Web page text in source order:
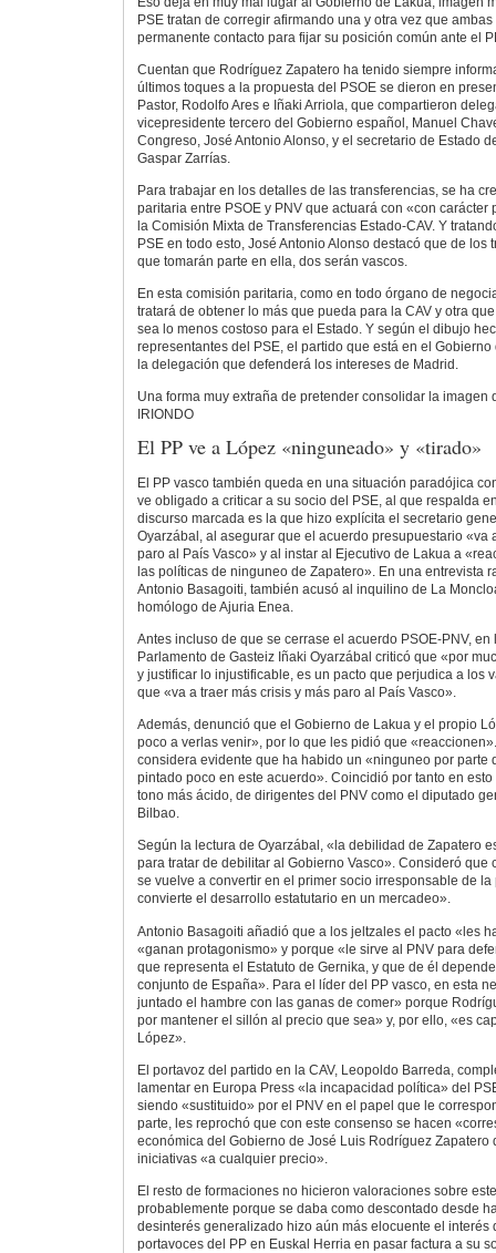
PSE tratan de corregir afirmando una y otra vez que
permanente contacto para fijar su posición común ante el
Cuentan que Rodríguez Zapatero ha tenido siempre
últimos toques a la propuesta del PSOE se dieron en
Pastor, Rodolfo Ares e Iñaki Arriola, que compartieron
vicepresidente tercero del Gobierno español, Manuel
Congreso, José Antonio Alonso, y el secretario de Estado
Gaspar Zarrías.
Para trabajar en los detalles de las transferencias, se ha
paritaria entre PSOE y PNV que actuará con «con carácter
la Comisión Mixta de Transferencias Estado-CAV. Y
PSE en todo esto, José Antonio Alonso destacó que de los
que tomarán parte en ella, dos serán vascos.
En esta comisión paritaria, como en todo órgano de
tratará de obtener lo más que pueda para la CAV y otra
sea lo menos costoso para el Estado. Y según el dibujo
representantes del PSE, el partido que está en el
la delegación que defenderá los intereses de Madrid.
Una forma muy extraña de pretender consolidar la imagen
IRIONDO
El PP ve a López «ninguneado» y «tirado»
El PP vasco también queda en una situación paradójica
ve obligado a criticar a su socio del PSE, al que respalda
discurso marcada es la que hizo explícita el secretario
Oyarzábal, al asegurar que el acuerdo presupuestario «va
paro al País Vasco» y al instar al Ejecutivo de Lakua a
las políticas de ninguneo de Zapatero». En una entrevista
Antonio Basagoiti, también acusó al inquilino de La
homólogo de Ajuria Enea.
Antes incluso de que se cerrase el acuerdo PSOE-PNV,
Parlamento de Gasteiz Iñaki Oyarzábal criticó que «por
y justificar lo injustificable, es un pacto que perjudica a los
que «va a traer más crisis y más paro al País Vasco».
Además, denunció que el Gobierno de Lakua y el propio
poco a verlas venir», por lo que les pidió que
considera evidente que ha habido un «ninguneo por parte
pintado poco en este acuerdo». Coincidió por tanto en
tono más ácido, de dirigentes del PNV como el diputado
Bilbao.
Según la lectura de Oyarzábal, «la debilidad de Zapatero
para tratar de debilitar al Gobierno Vasco». Consideró que
se vuelve a convertir en el primer socio irresponsable de
convierte el desarrollo estatutario en un mercadeo».
Antonio Basagoiti añadió que a los jeltzales el pacto «les
«ganan protagonismo» y porque «le sirve al PNV para
que representa el Estatuto de Gernika, y que de él
conjunto de España». Para el líder del PP vasco, en esta
juntado el hambre con las ganas de comer» porque
por mantener el sillón al precio que sea» y, por ello, «es
López».
El portavoz del partido en la CAV, Leopoldo Barreda,
lamentar en Europa Press «la incapacidad política» del
siendo «sustituido» por el PNV en el papel que le
parte, les reprochó que con este consenso se hacen
económica del Gobierno de José Luis Rodríguez Zapatero
iniciativas «a cualquier precio».
El resto de formaciones no hicieron valoraciones sobre
probablemente porque se daba como descontado desde
desinterés generalizado hizo aún más elocuente el interés
portavoces del PP en Euskal Herria en pasar factura a su